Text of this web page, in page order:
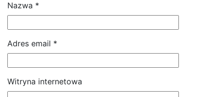
Nazwa *
Adres email *
Witryna internetowa